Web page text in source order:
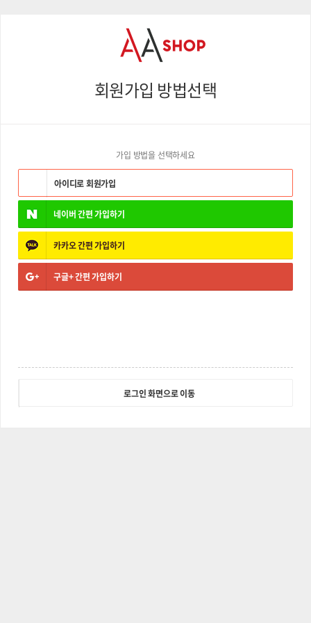
회원가입 방법선택
가입 방법을 선택하세요
아이디로 회원가입
네이버간편 가입하기
카카오간편 가입하기
구글+간편 가입하기
로그인 화면으로 이동